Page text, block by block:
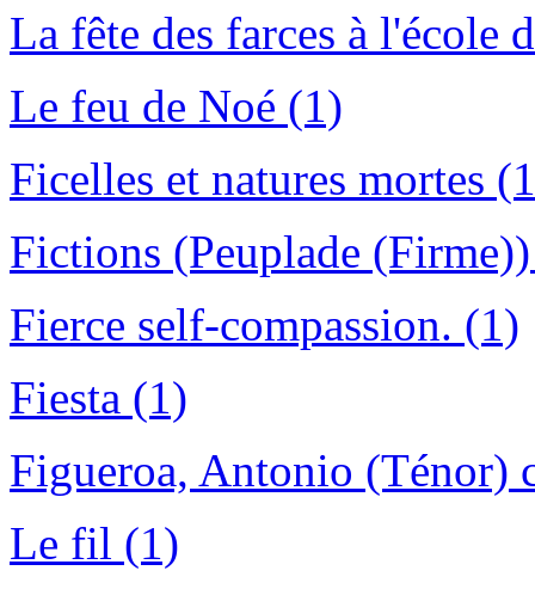
La fête des farces à l'école
Le feu de Noé (1)
Ficelles et natures mortes
Fictions (Peuplade
Fierce self-compassion. (1)
Fiesta (1)
Figueroa, Antonio (Ténor)
Le fil (1)